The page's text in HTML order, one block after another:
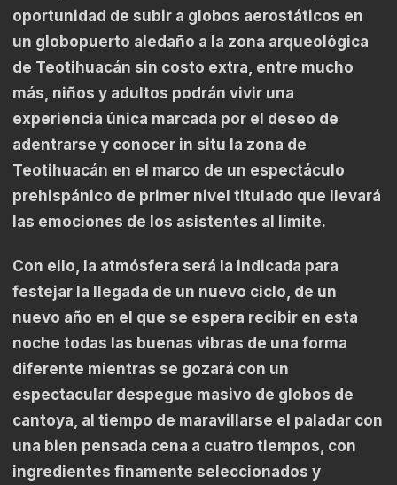
oportunidad de subir a globos aerostáticos en
un globopuerto aledaño a la zona arqueológica
de Teotihuacán sin costo extra, entre mucho
más, niños y adultos podrán vivir una
experiencia única marcada por el deseo de
adentrarse y conocer in situ la zona de
Teotihuacán en el marco de un espectáculo
prehispánico de primer nivel titulado que llevará
las emociones de los asistentes al límite.
Con ello, la atmósfera será la indicada para
festejar la llegada de un nuevo ciclo, de un
nuevo año en el que se espera recibir en esta
noche todas las buenas vibras de una forma
diferente mientras se gozará con un
espectacular despegue masivo de globos de
cantoya, al tiempo de maravillarse el paladar con
una bien pensada cena a cuatro tiempos, con
ingredientes finamente seleccionados y